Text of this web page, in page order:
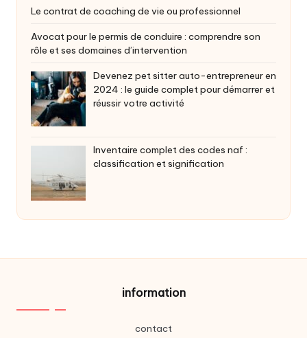
Le contrat de coaching de vie ou professionnel
Avocat pour le permis de conduire : comprendre son
rôle et ses domaines d’intervention
Devenez pet sitter auto-entrepreneur en
2024 : le guide complet pour démarrer et
réussir votre activité
Inventaire complet des codes naf :
classification et signification
information
contact